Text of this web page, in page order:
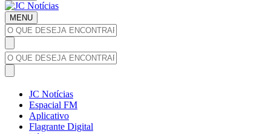
MENU
JC Notícias
Espacial FM
Aplicativo
Flagrante Digital